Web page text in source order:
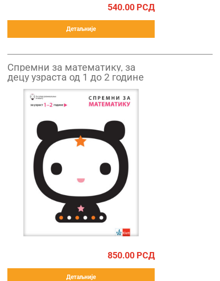
540.00 РСД
Детаљније
Спремни за математику, за
децу узраста од 1 до 2 године
850.00 РСД
Детаљније